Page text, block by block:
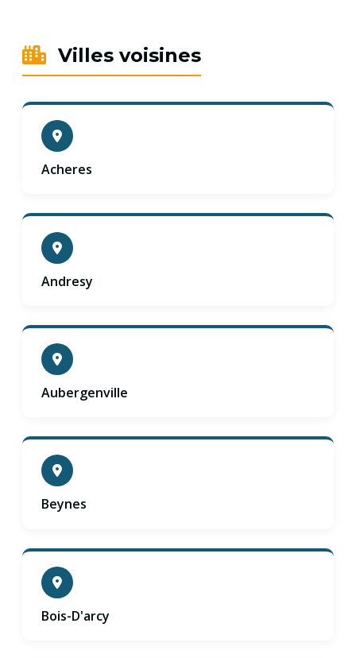
Villes voisines
Acheres
Andresy
Aubergenville
Beynes
Bois-D'arcy